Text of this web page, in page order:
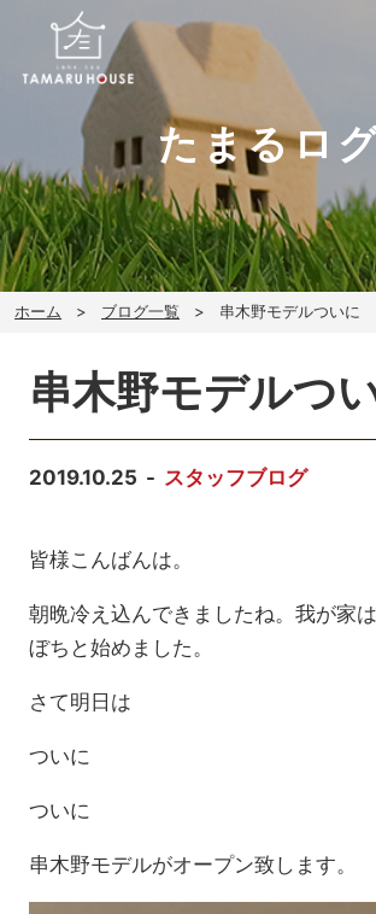
たまるロ
ホーム ブログ一覧 串木野モデルついに
串木野モデルつ
2019.10.25 スタッフブログ
皆様こんばんは。
朝晩冷え込んできましたね。我が家
ぼちと始めました。
さて明日は
ついに
ついに
串木野モデルがオープン致します。